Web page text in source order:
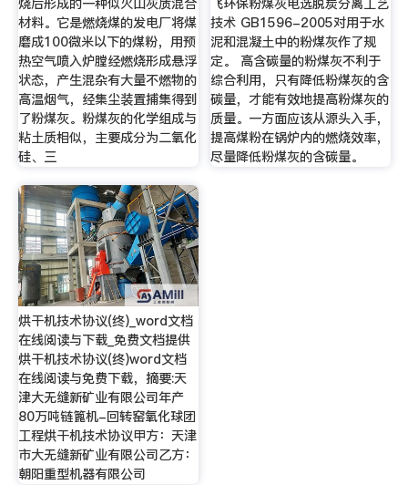
材料。它是燃烧煤的发电厂将煤
磨成100微米以下的煤粉，用预
热空气喷入炉膛经燃烧形成悬浮
状态，产生混杂有大量不燃物的
高温烟气，经集尘装置捕集得到
了粉煤灰。粉煤灰的化学组成与
粘土质相似，主要成分为二氧化
硅、三
技术 GB1596-2005对用于水
泥和混凝土中的粉煤灰作了规
定。 高含碳量的粉煤灰不利于
综合利用，只有降低粉煤灰的含
碳量，才能有效地提高粉煤灰的
质量。一方面应该从源头入手，
提高煤粉在锅炉内的燃烧效率，
尽量降低粉煤灰的含碳量。
烘干机技术协议(终)_word文档
在线阅读与下载_免费文档提供
烘干机技术协议(终)word文档
在线阅读与免费下载，摘要:天
津大无缝新矿业有限公司年产
80万吨链篦机-回转窑氧化球团
工程烘干机技术协议甲方：天津
市大无缝新矿业有限公司乙方：
朝阳重型机器有限公司